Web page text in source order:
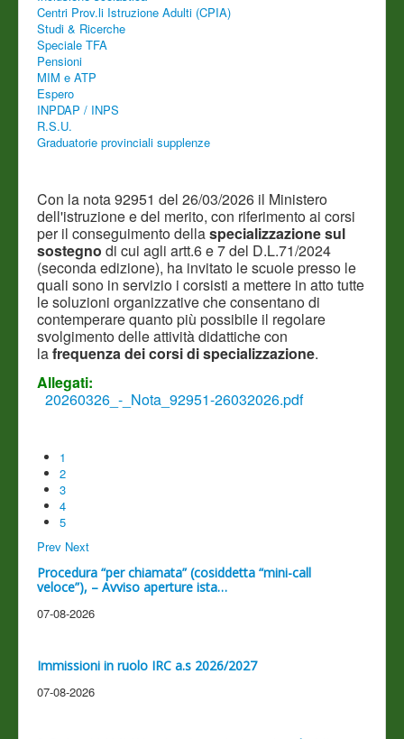
Centri Prov.li Istruzione Adulti (CPIA)
Studi & Ricerche
Speciale TFA
Pensioni
MIM e ATP
Espero
INPDAP / INPS
R.S.U.
Graduatorie provinciali supplenze
Con la nota 92951 del 26/03/2026 il Ministero
dell'istruzione e del merito, con riferimento ai corsi
per il conseguimento dellaspecializzazione sul
sostegno di cui agli artt.6 e 7 del D.L.71/2024
(seconda edizione), ha invitato le scuole presso le
quali sono in servizio i corsisti a mettere in atto tutte
le soluzioni organizzative che consentano di
contemperare quanto più possibile il regolare
svolgimento delle attività didattiche con
lafrequenza dei corsi di specializzazione.
Allegati:
20260326_-_Nota_92951-26032026.pdf
1
2
3
4
5
Prev Next
Procedura “per chiamata” (cosiddetta “mini-call
veloce”), – Avviso aperture ista…
07-08-2026
Immissioni in ruolo IRC a.s 2026/2027
07-08-2026